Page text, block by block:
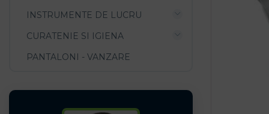
INSTRUMENTE DE LUCRU
CURATENIE SI IGIENA
PANTALONI - VANZARE